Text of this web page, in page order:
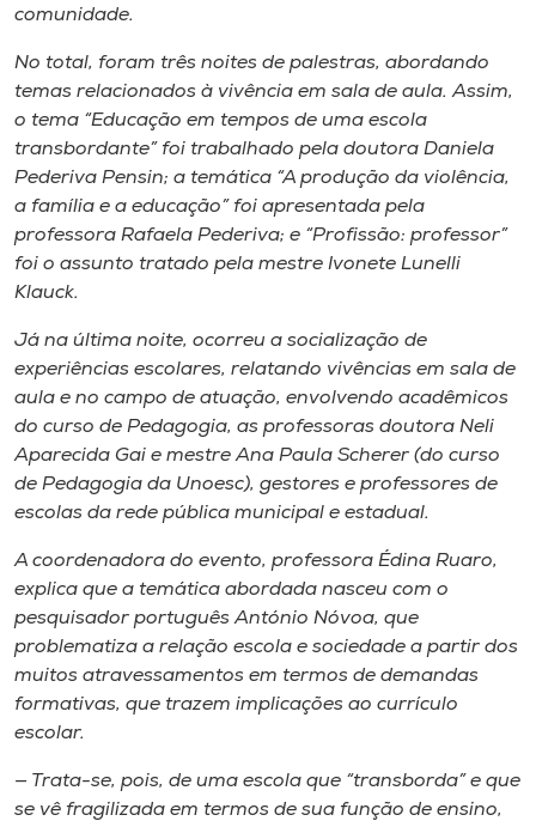
Selecione
o idioma
comunidade.
No total, foram três noites de palestras, abordando
temas relacionados à vivência em sala de aula. Assim,
o tema “Educação em tempos de uma escola
transbordante” foi trabalhado pela doutora Daniela
Pederiva Pensin; a temática “A produção da violência,
a família e a educação” foi apresentada pela
professora Rafaela Pederiva; e “Profissão: professor”
foi o assunto tratado pela mestre Ivonete Lunelli
Klauck.
Já na última noite, ocorreu a socialização de
experiências escolares, relatando vivências em sala de
aula e no campo de atuação, envolvendo acadêmicos
do curso de Pedagogia, as professoras doutora Neli
Aparecida Gai e mestre Ana Paula Scherer (do curso
de Pedagogia da Unoesc), gestores e professores de
escolas da rede pública municipal e estadual.
A coordenadora do evento, professora Édina Ruaro,
explica que a temática abordada nasceu com o
pesquisador português António Nóvoa, que
problematiza a relação escola e sociedade a partir dos
muitos atravessamentos em termos de demandas
formativas, que trazem implicações ao currículo
escolar.
— Trata-se, pois, de uma escola que “transborda” e que
se vê fragilizada em termos de sua função de ensino,